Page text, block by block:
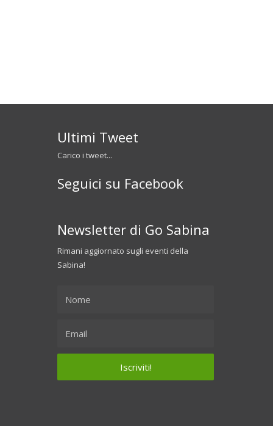
Ultimi Tweet
Carico i tweet...
Seguici su Facebook
Newsletter di Go Sabina
Rimani aggiornato sugli eventi della
Sabina!